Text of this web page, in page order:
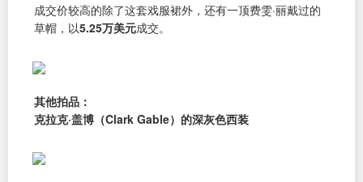
成交价较高的除了这套戏服裙外，还有一顶费雯·丽戴过的
草帽，以5.25万美元成交。
其他拍品：
克拉克·盖博（Clark Gable）的深灰色西装